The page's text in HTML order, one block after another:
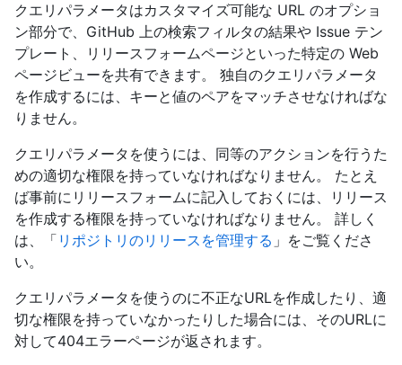
クエリパラメータはカスタマイズ可能な URL のオプショ
ン部分で、GitHub 上の検索フィルタの結果や Issue テン
プレート、リリースフォームページといった特定の Web
ページビューを共有できます。 独自のクエリパラメータ
を作成するには、キーと値のペアをマッチさせなければな
りません。
クエリパラメータを使うには、同等のアクションを行うた
めの適切な権限を持っていなければなりません。 たとえ
ば事前にリリースフォームに記入しておくには、リリース
を作成する権限を持っていなければなりません。 詳しく
は、「 リポジトリのリリースを管理する 」をご覧くださ
い。
クエリパラメータを使うのに不正なURLを作成したり、適
切な権限を持っていなかったりした場合には、そのURLに
対して404エラーページが返されます。